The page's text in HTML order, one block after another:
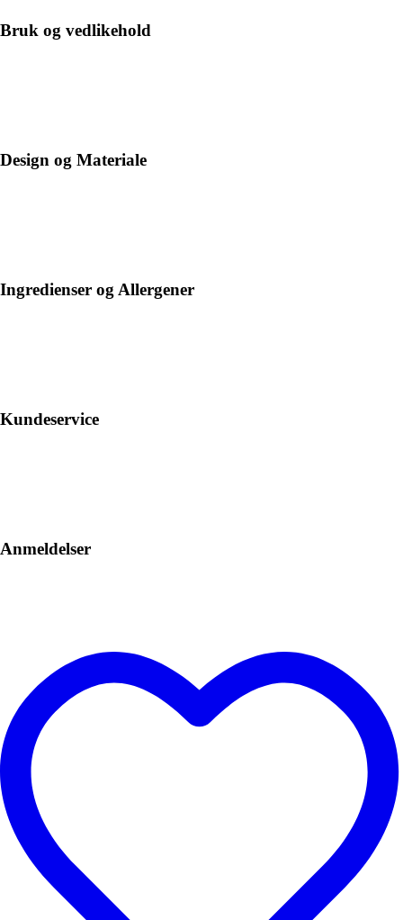
Bruk og vedlikehold
Design og Materiale
Ingredienser og Allergener
Kundeservice
Anmeldelser